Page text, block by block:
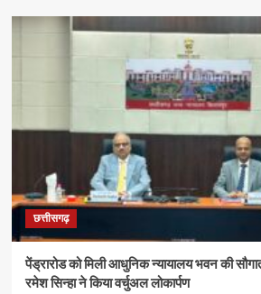
छत्तीसगढ़
पेंड्रारोड को मिली आधुनिक न्यायालय भवन की
रमेश सिन्हा ने किया वर्चुअल लोकार्पण